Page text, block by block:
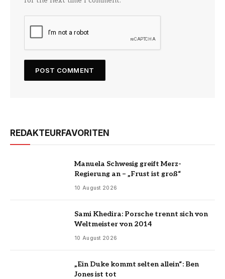
REDAKTEURFAVORITEN
Manuela Schwesig greift Merz-
Regierung an – „Frust ist groß“
10 August 2026
Sami Khedira: Porsche trennt sich von
Weltmeister von 2014
10 August 2026
„Ein Duke kommt selten allein“: Ben
Jones ist tot